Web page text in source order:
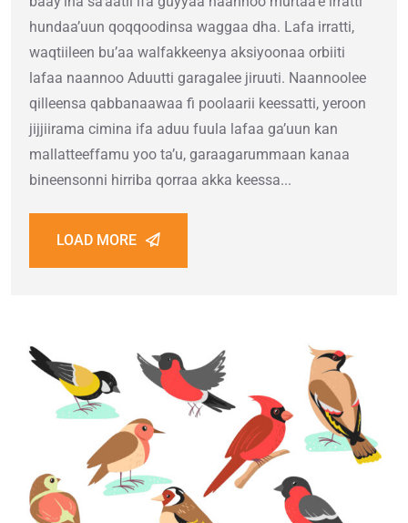
hundaa’uun qoqqoodinsa waggaa dha. Lafa irratti,
waqtiileen bu’aa walfakkeenya aksiyoonaa orbiiti
lafaa naannoo Aduutti garagalee jiruuti. Naannoolee
qilleensa qabbanaawaa fi poolaarii keessatti, yeroon
jijjiirama cimina ifa aduu fuula lafaa ga’uun kan
mallatteeffamu yoo ta’u, garaagarummaan kanaa
bineensonni hirriba qorraa akka keessa...
LOAD MORE